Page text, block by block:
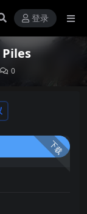
登录
Piles
0
下载